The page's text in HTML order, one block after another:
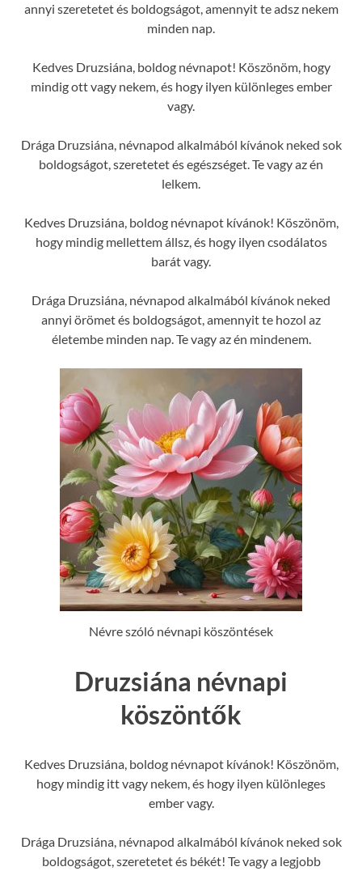
annyi szeretetet és boldogságot, amennyit te adsz nekem
minden nap.
Kedves Druzsiána, boldog névnapot! Köszönöm, hogy
mindig ott vagy nekem, és hogy ilyen különleges ember
vagy.
Drága Druzsiána, névnapod alkalmából kívánok neked sok
boldogságot, szeretetet és egészséget. Te vagy az én
lelkem.
Kedves Druzsiána, boldog névnapot kívánok! Köszönöm,
hogy mindig mellettem állsz, és hogy ilyen csodálatos
barát vagy.
Drága Druzsiána, névnapod alkalmából kívánok neked
annyi örömet és boldogságot, amennyit te hozol az
életembe minden nap. Te vagy az én mindenem.
Névre szóló névnapi köszöntések
Druzsiána névnapi
köszöntők
Kedves Druzsiána, boldog névnapot kívánok! Köszönöm,
hogy mindig itt vagy nekem, és hogy ilyen különleges
ember vagy.
Drága Druzsiána, névnapod alkalmából kívánok neked sok
boldogságot, szeretetet és békét! Te vagy a legjobb